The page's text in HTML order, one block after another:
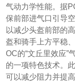
气动力学性能。据
保前部进气口引导
以减少头盔前部的
盔和骑手上方平稳
OC的“文丘里效应”
的一项特色技术。
可以减少阻力并提